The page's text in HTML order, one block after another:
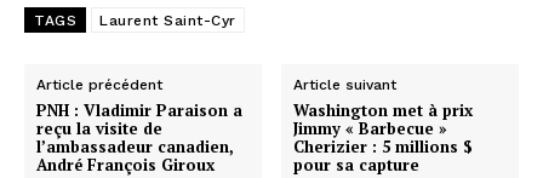
TAGS Laurent Saint-Cyr
Article précédent
PNH : Vladimir Paraison a
reçu la visite de
l’ambassadeur canadien,
André François Giroux
Article suivant
Washington met à prix
Jimmy « Barbecue »
Cherizier : 5 millions $
pour sa capture